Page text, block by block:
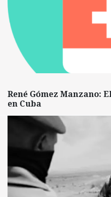
René Gómez Manzano:
en Cuba